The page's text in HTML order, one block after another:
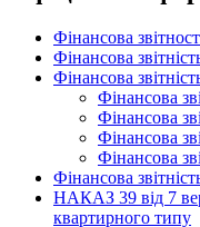
Фінансова
Фінансова
Фінансова
Фінансова
Фінансова
Фінансова
Фінансова
Фінансова
НАКАЗ 39 від 7
квартирного типу